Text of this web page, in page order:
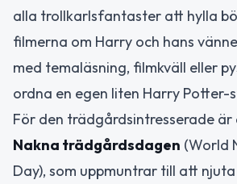
alla trollkarlsfantaster att hylla
filmerna om Harry och hans
med temaläsning, filmkväll eller
ordna en egen liten Harry Potter-
För den trädgårdsintresserade är
Nakna trädgårdsdagen (World
Day), som uppmuntrar till att